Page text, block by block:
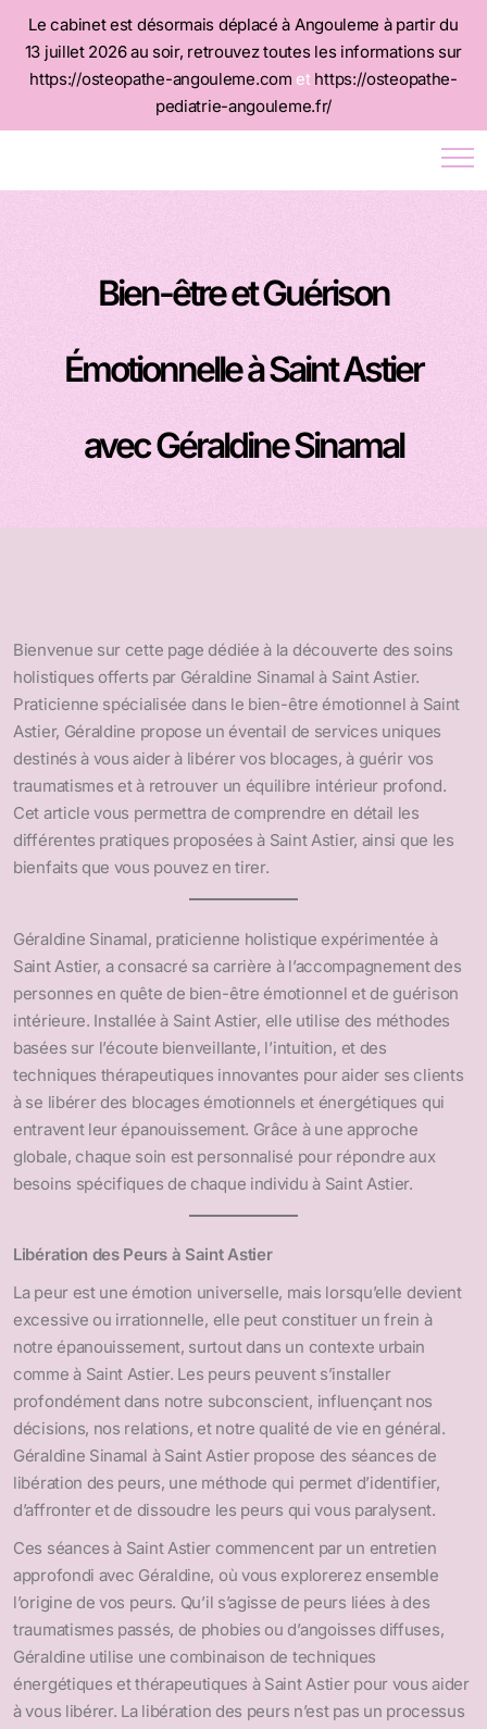
Le cabinet est désormais déplacé à Angouleme à partir du
13 juillet 2026 au soir, retrouvez toutes les informations sur
https://osteopathe-angouleme.com et https://osteopathe-
pediatrie-angouleme.fr/
Bien-être et Guérison
Émotionnelle à Saint Astier
avec Géraldine Sinamal
Bienvenue sur cette page dédiée à la découverte des soins
holistiques offerts par Géraldine Sinamal à Saint Astier.
Praticienne spécialisée dans le bien-être émotionnel à Saint
Astier, Géraldine propose un éventail de services uniques
destinés à vous aider à libérer vos blocages, à guérir vos
traumatismes et à retrouver un équilibre intérieur profond.
Cet article vous permettra de comprendre en détail les
différentes pratiques proposées à Saint Astier, ainsi que les
bienfaits que vous pouvez en tirer.
Géraldine Sinamal, praticienne holistique expérimentée à
Saint Astier, a consacré sa carrière à l’accompagnement des
personnes en quête de bien-être émotionnel et de guérison
intérieure. Installée à Saint Astier, elle utilise des méthodes
basées sur l’écoute bienveillante, l’intuition, et des
techniques thérapeutiques innovantes pour aider ses clients
à se libérer des blocages émotionnels et énergétiques qui
entravent leur épanouissement. Grâce à une approche
globale, chaque soin est personnalisé pour répondre aux
besoins spécifiques de chaque individu à Saint Astier.
Libération des Peurs à Saint Astier
La peur est une émotion universelle, mais lorsqu’elle devient
excessive ou irrationnelle, elle peut constituer un frein à
notre épanouissement, surtout dans un contexte urbain
comme à Saint Astier. Les peurs peuvent s’installer
profondément dans notre subconscient, influençant nos
décisions, nos relations, et notre qualité de vie en général.
Géraldine Sinamal à Saint Astier propose des séances de
libération des peurs, une méthode qui permet d’identifier,
d’affronter et de dissoudre les peurs qui vous paralysent.
Ces séances à Saint Astier commencent par un entretien
approfondi avec Géraldine, où vous explorerez ensemble
l’origine de vos peurs. Qu’il s’agisse de peurs liées à des
traumatismes passés, de phobies ou d’angoisses diffuses,
Géraldine utilise une combinaison de techniques
énergétiques et thérapeutiques à Saint Astier pour vous aider
à vous libérer. La libération des peurs n’est pas un processus